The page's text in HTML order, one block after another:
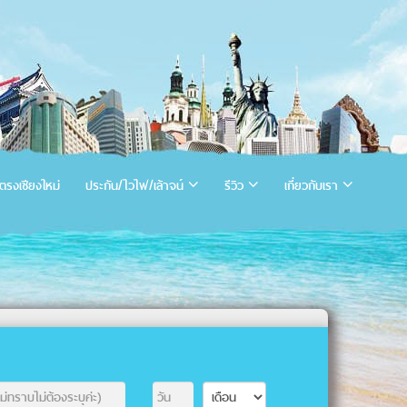
งเชียงใหม่ ประกัน/ไวไฟ/เล้าจน์ รีวิว เกี่ยวกับเรา